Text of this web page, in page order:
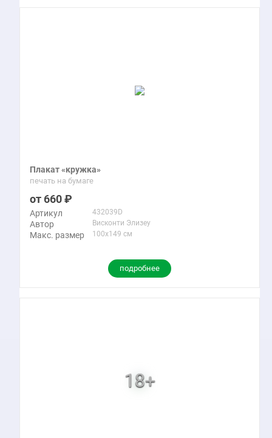
Плакат «кружка»
печать на бумаге
660
Артикул 432039D
Автор Висконти Элизеу
Макс. размер 100x149 см
подробнее